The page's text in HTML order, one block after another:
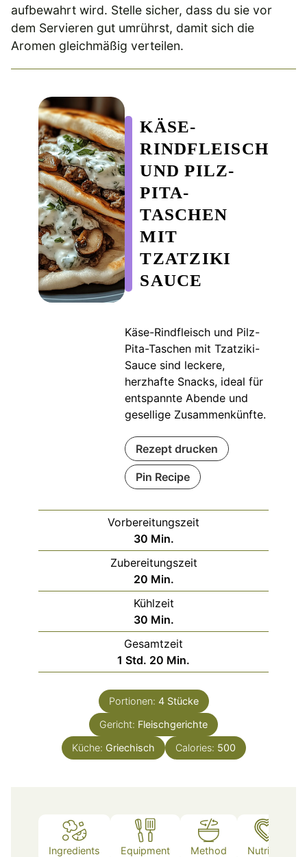
aufbewahrt wird. Stelle sicher, dass du sie vor
dem Servieren gut umrührst, damit sich die
Aromen gleichmäßig verteilen.
KÄSE-
RINDFLEISCH
UND PILZ-
PITA-
TASCHEN
MIT
TZATZIKI
SAUCE
Käse-Rindfleisch und Pilz-
Pita-Taschen mit Tzatziki-
Sauce sind leckere,
herzhafte Snacks, ideal für
entspannte Abende und
gesellige Zusammenkünfte.
Rezept drucken
Pin Recipe
Vorbereitungszeit
30Minuten
Min.
Zubereitungszeit
20Minuten
Min.
Kühlzeit
30Minuten
Min.
Gesamtzeit
1 Stunde
Std. 20 Minuten
Min.
Portionen: 4 Stücke
Gericht: Fleischgerichte
Küche: Griechisch Calories: 500
Ingredients Equipment Method Nutrition